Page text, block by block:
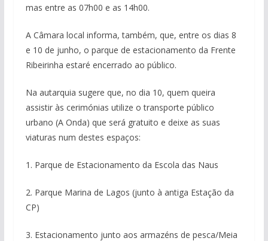
mas entre as 07h00 e as 14h00.
A Câmara local informa, também, que, entre os dias 8
e 10 de junho, o parque de estacionamento da Frente
Ribeirinha estaré encerrado ao público.
Na autarquia sugere que, no dia 10, quem queira
assistir às cerimónias utilize o transporte público
urbano (A Onda) que será gratuito e deixe as suas
viaturas num destes espaços:
1. Parque de Estacionamento da Escola das Naus
2. Parque Marina de Lagos (junto à antiga Estação da
CP)
3. Estacionamento junto aos armazéns de pesca/Meia